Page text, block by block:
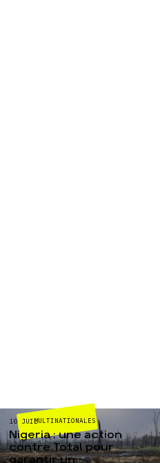
MULTINATIONALES
10 JUIL
Nigeria : une action
contre Total pour
garantir un